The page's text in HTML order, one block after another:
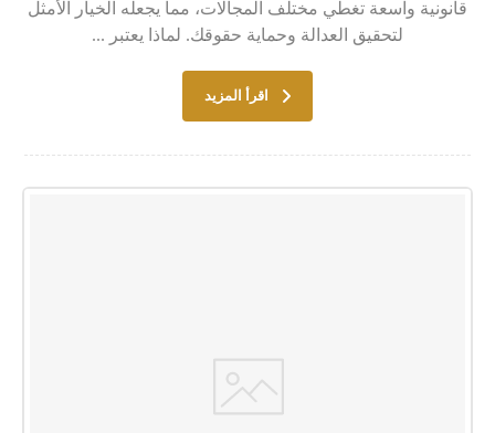
قانونية واسعة تغطي مختلف المجالات، مما يجعله الخيار الأمثل
لتحقيق العدالة وحماية حقوقك. لماذا يعتبر ...
اقرأ المزيد